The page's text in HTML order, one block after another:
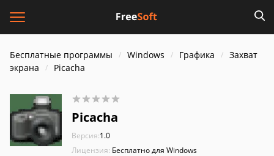
Бесплатные программы Windows Графика
Захват
экрана
Picacha
Picacha
Версия:1.0
Лицензия: Бесплатно для Windows